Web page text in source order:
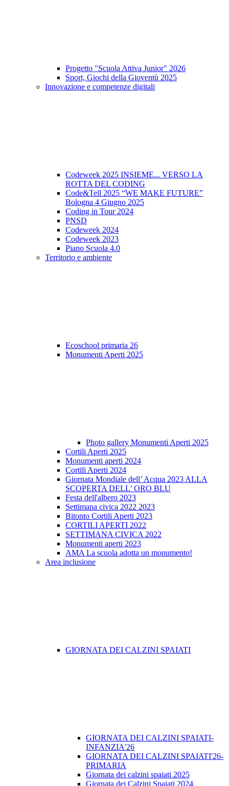
Progetto "Scuola Attiva Junior" 2026
Sport, Giochi della Gioventù 2025
Innovazione e competenze digitali
Codeweek 2025 INSIEME... VERSO LA
ROTTA DEL CODING
Code&Tell 2025 “WE MAKE FUTURE”
Bologna 4 Giugno 2025
Coding in Tour 2024
PNSD
Codeweek 2024
Codeweek 2023
Piano Scuola 4.0
Territorio e ambiente
Ecoschool primaria 26
Monumenti Aperti 2025
Photo gallery Monumenti Aperti 2025
Cortili Aperti 2025
Monumenti aperti 2024
Cortili Aperti 2024
Giornata Mondiale dell’ Acqua 2023 ALLA
SCOPERTA DELL’ ORO BLU
Festa dell'albero 2023
Settimana civica 2022 2023
Bitonto Cortili Aperti 2023
CORTILI APERTI 2022
SETTIMANA CIVICA 2022
Monumenti aperti 2023
AMA La scuola adotta un monumento!
Area inclusione
GIORNATA DEI CALZINI SPAIATI
GIORNATA DEI CALZINI SPAIATI-
INFANZIA'26
GIORNATA DEI CALZINI SPAIATI'26-
PRIMARIA
Giornata dei calzini spaiati 2025
Giornata dei Calzini Spaiati 2024